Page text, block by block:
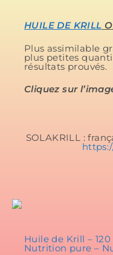
HUILE DE KRILL
Plus assimilable
plus petites
résultats prouvés.
Cliquez sur
SOLAKRILL :
Huile de Krill –
Nutrition pure –